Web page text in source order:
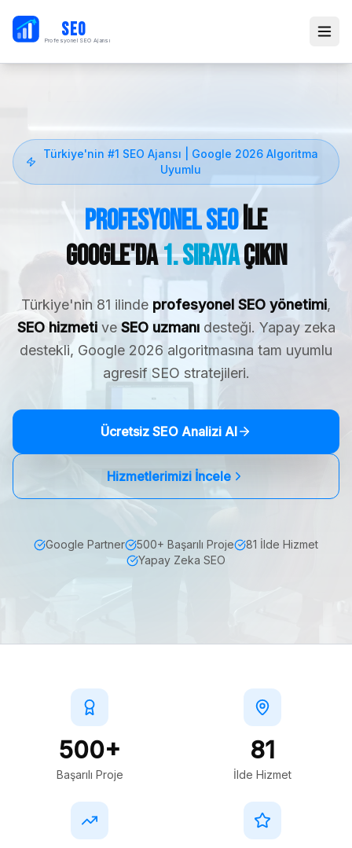
SEO
Profesyonel SEO Ajansı
Türkiye'nin #1 SEO Ajansı | Google 2026 Algoritma
Uyumlu
Profesyonel SEOile
Google'da1. SırayaÇıkın
Türkiye'nin 81 ilinde profesyonel SEO yönetimi,
SEO hizmetive SEO uzmanıdesteği. Yapay zeka
destekli, Google 2026 algoritmasına tam uyumlu
agresif SEO stratejileri.
Ücretsiz SEO Analizi Al
Hizmetlerimizi İncele
Google Partner 500+ Başarılı Proje
81 İlde Hizmet
Yapay Zeka SEO
500+
Başarılı Proje
81
İlde Hizmet